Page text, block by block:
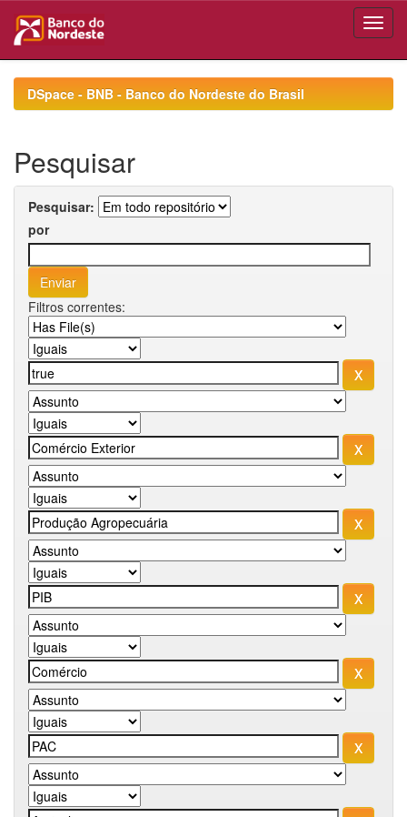
navigationDSpace - BNB - Banco do Nordeste do Brasil
Pesquisar
Pesquisar:
por
Filtros correntes: